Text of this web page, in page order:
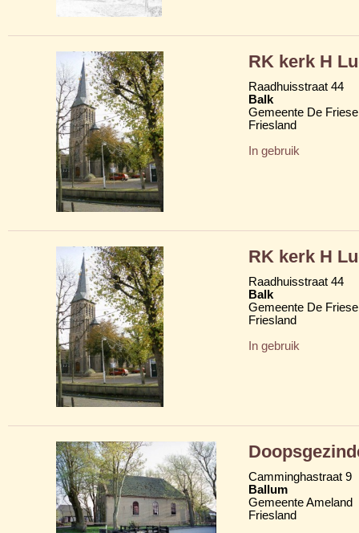
RK kerk H
Raadhuisstraat 44
Balk
Gemeente De
Friesland
In gebruik
RK kerk H
Raadhuisstraat 44
Balk
Gemeente De
Friesland
In gebruik
Camminghastraat 9
Ballum
Gemeente Ameland
Friesland